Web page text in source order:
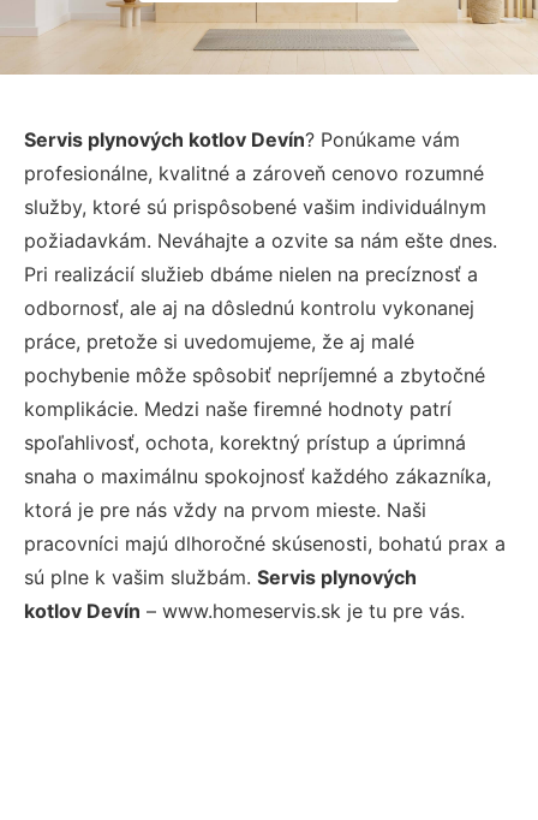
Servis plynových kotlov Devín? Ponúkame vám
profesionálne, kvalitné a zároveň cenovo rozumné
služby, ktoré sú prispôsobené vašim individuálnym
požiadavkám. Neváhajte a ozvite sa nám ešte dnes.
Pri realizácií služieb dbáme nielen na precíznosť a
odbornosť, ale aj na dôslednú kontrolu vykonanej
práce, pretože si uvedomujeme, že aj malé
pochybenie môže spôsobiť nepríjemné a zbytočné
komplikácie. Medzi naše firemné hodnoty patrí
spoľahlivosť, ochota, korektný prístup a úprimná
snaha o maximálnu spokojnosť každého zákazníka,
ktorá je pre nás vždy na prvom mieste. Naši
pracovníci majú dlhoročné skúsenosti, bohatú prax a
sú plne k vašim službám. Servis plynových
kotlov Devín – www.homeservis.sk je tu pre vás.